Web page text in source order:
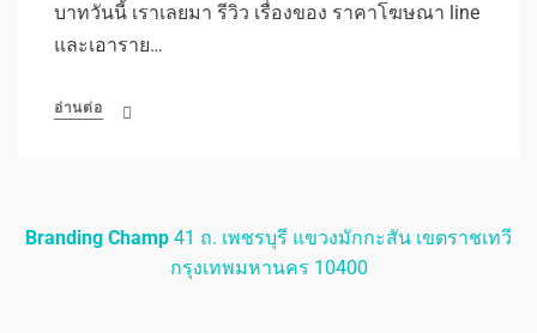
บาทวันนี้ เราเลยมา รีวิว เรื่องของ ราคาโฆษณา line
และเอาราย…
อ่านต่อ
Branding Champ 41 ถ. เพชรบุรี แขวงมักกะสัน เขตราชเทวี
กรุงเทพมหานคร 10400